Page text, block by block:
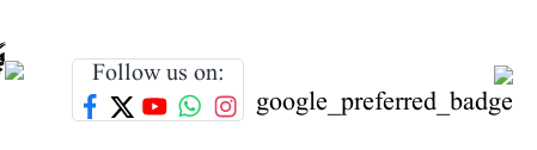
Follow us on: